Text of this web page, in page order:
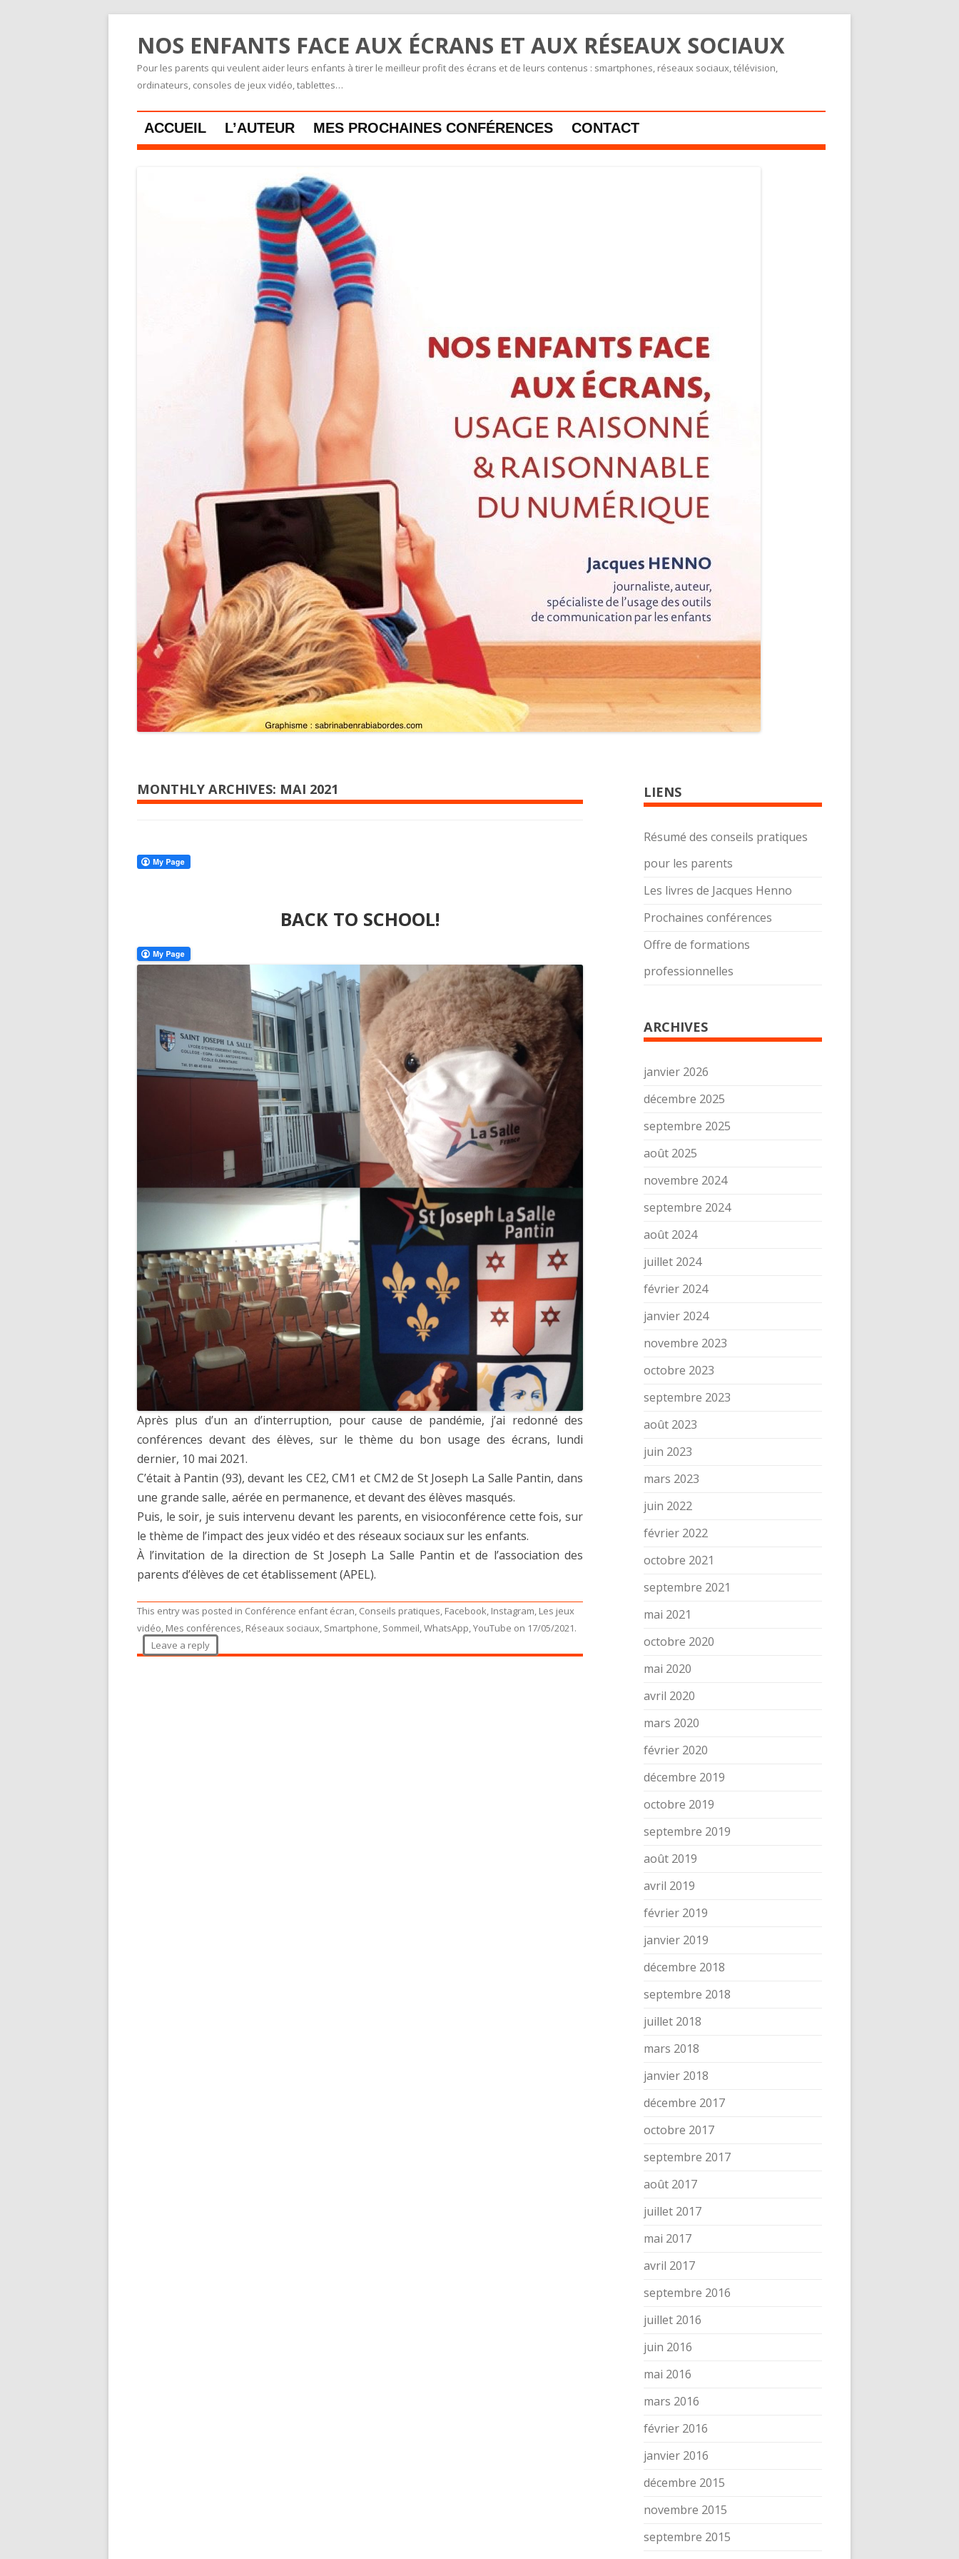
NOS ENFANTS FACE AUX ÉCRANS ET AUX RÉSEAUX SOCIAUX
Pour les parents qui veulent aider leurs enfants à tirer le meilleur profit des écrans et de leurs contenus : smartphones, réseaux sociaux, télévision,
ordinateurs, consoles de jeux vidéo, tablettes…
Skip to content
ACCUEIL L’AUTEUR MES PROCHAINES CONFÉRENCES CONTACT
MONTHLY ARCHIVES: MAI 2021
BACK TO SCHOOL!
Après plus d’un an d’interruption, pour cause de pandémie, j’ai redonné des
conférences devant des élèves, sur le thème du bon usage des écrans, lundi
dernier, 10 mai 2021.
C’était à Pantin (93), devant les CE2, CM1 et CM2 de St Joseph La Salle Pantin, dans
une grande salle, aérée en permanence, et devant des élèves masqués.
Puis, le soir, je suis intervenu devant les parents, en visioconférence cette fois, sur
le thème de l’impact des jeux vidéo et des réseaux sociaux sur les enfants.
À l’invitation de la direction de St Joseph La Salle Pantin et de l’association des
parents d’élèves de cet établissement (APEL).
This entry was posted in Conférence enfant écran, Conseils pratiques, Facebook, Instagram, Les jeux
vidéo, Mes conférences, Réseaux sociaux, Smartphone, Sommeil,WhatsApp,YouTube on 17/05/2021.
Leave a reply
LIENS
Résumé des conseils pratiques
pour les parents
Les livres de Jacques Henno
Prochaines conférences
Offre de formations
professionnelles
ARCHIVES
janvier 2026
décembre 2025
septembre 2025
août 2025
novembre 2024
septembre 2024
août 2024
juillet 2024
février 2024
janvier 2024
novembre 2023
octobre 2023
septembre 2023
août 2023
juin 2023
mars 2023
juin 2022
février 2022
octobre 2021
septembre 2021
mai 2021
octobre 2020
mai 2020
avril 2020
mars 2020
février 2020
décembre 2019
octobre 2019
septembre 2019
août 2019
avril 2019
février 2019
janvier 2019
décembre 2018
septembre 2018
juillet 2018
mars 2018
janvier 2018
décembre 2017
octobre 2017
septembre 2017
août 2017
juillet 2017
mai 2017
avril 2017
septembre 2016
juillet 2016
juin 2016
mai 2016
mars 2016
février 2016
janvier 2016
décembre 2015
novembre 2015
septembre 2015